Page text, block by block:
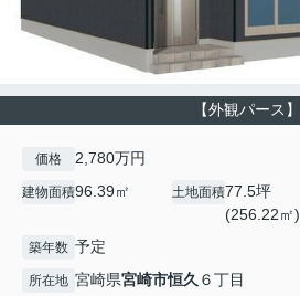
【外観パース】
価格 2,780万円
建物面積96.39㎡ 土地面積77.5坪
(256.22㎡)
築年数 予定
所在地 宮崎県宮崎市恒久６丁目